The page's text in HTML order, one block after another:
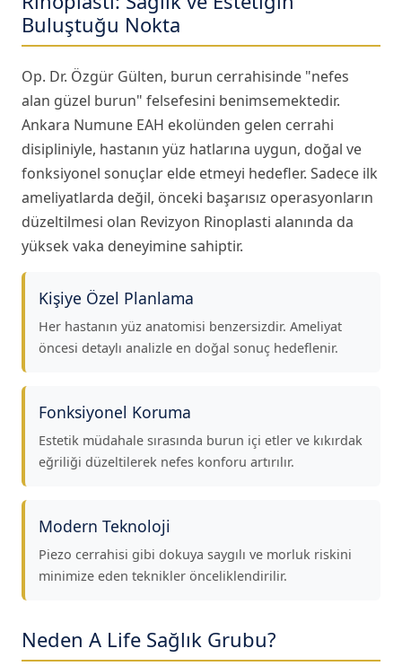
Buluştuğu Nokta
Op. Dr. Özgür Gülten, burun cerrahisinde "nefes
alan güzel burun" felsefesini benimsemektedir.
Ankara Numune EAH ekolünden gelen cerrahi
disipliniyle, hastanın yüz hatlarına uygun, doğal ve
fonksiyonel sonuçlar elde etmeyi hedefler. Sadece ilk
ameliyatlarda değil, önceki başarısız operasyonların
düzeltilmesi olan Revizyon Rinoplasti alanında da
yüksek vaka deneyimine sahiptir.
Kişiye Özel Planlama
Her hastanın yüz anatomisi benzersizdir. Ameliyat
öncesi detaylı analizle en doğal sonuç hedeflenir.
Fonksiyonel Koruma
Estetik müdahale sırasında burun içi etler ve kıkırdak
eğriliği düzeltilerek nefes konforu artırılır.
Modern Teknoloji
Piezo cerrahisi gibi dokuya saygılı ve morluk riskini
minimize eden teknikler önceliklendirilir.
Neden A Life Sağlık Grubu?